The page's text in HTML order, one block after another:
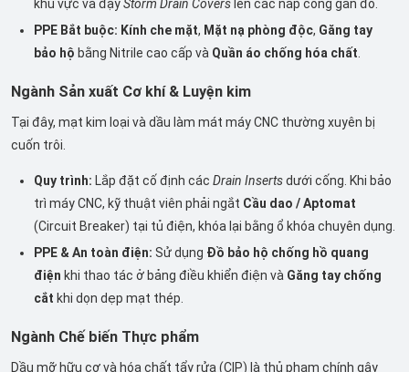
khu vực và đậyStorm Drain Covers lên các nắp cống gần đó.
PPE Bắt buộc: Kính che mặt, Mặt nạ phòng độc, Găng tay
bảo hộ bằng Nitrile cao cấp và Quần áo chống hóa chất
Ngành Sản xuất Cơ khí & Luyện kim
Tại đây, mạt kim loại và dầu làm mát máy CNC thường xuyên bị
cuốn trôi.
Quy trình: Lắp đặt cố định cácDrain Insertsdưới cống. Khi bảo
trì máy CNC, kỹ thuật viên phải ngắt Cầu dao / Aptomat
(Circuit Breaker) tại tủ điện, khóa lại bằng ổ khóa chuyên dụng.
PPE & An toàn điện: Sử dụng Đồ bảo hộ chống hồ quang
điện khi thao tác ở bảng điều khiển điện và Găng tay chống
cắt khi dọn dẹp mạt thép.
Ngành Chế biến Thực phẩm
Dầu mỡ hữu cơ và hóa chất tẩy rửa (CIP) là thủ phạm chính gây